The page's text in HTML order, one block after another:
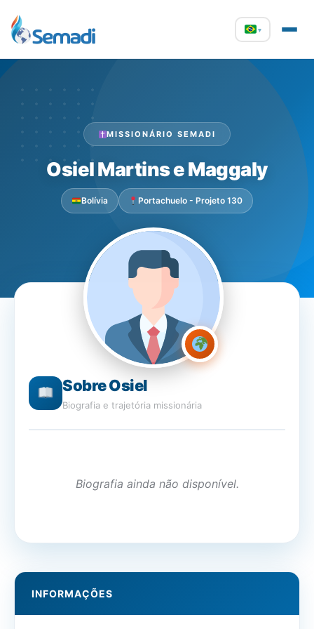
▾
MISSIONÁRIO SEMADI
Osiel Martins e Maggaly
Bolívia Portachuelo - Projeto 130
Sobre Osiel
Biografia e trajetória missionária
Biografia ainda não disponível.
INFORMAÇÕES